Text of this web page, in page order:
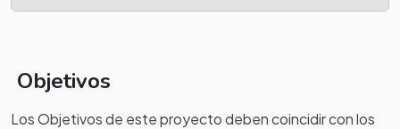
Objetivos
Los Objetivos de este proyecto deben coincidir con los